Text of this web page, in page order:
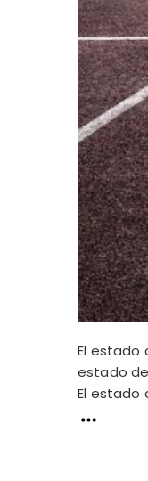
El estado
estado
El estado